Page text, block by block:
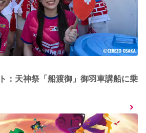
：天神祭「船渡御」御羽車講船に乗